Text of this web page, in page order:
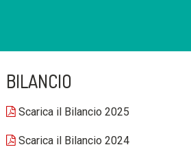
BILANCIO
Scarica il Bilancio 2025
Scarica il Bilancio 2024